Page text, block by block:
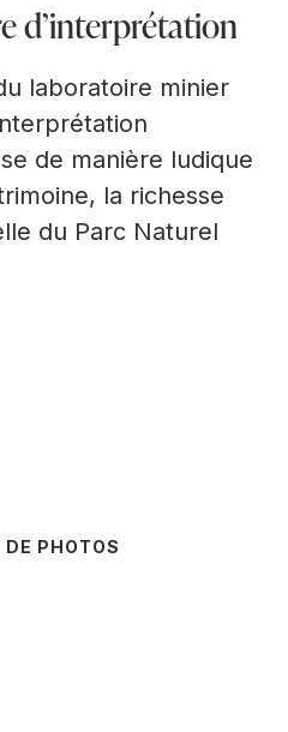
d’interprétation
laboratoire minier
de manière ludique
la richesse
du Parc Naturel
DE PHOTOS